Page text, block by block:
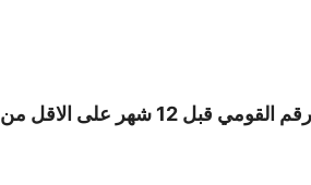
2) الاقامة الدائمة بالقاهرة الكبرى ويثبت ذلك في بطاقة الرقم القومي قبل 12 شهر على الاقل من